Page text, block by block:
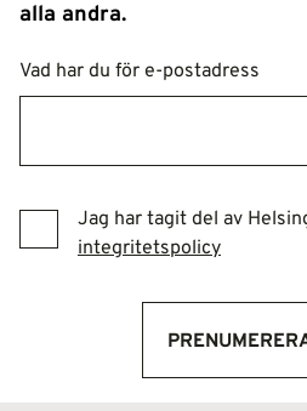
alla andra.
Vad har du för e-postadress
Jag har tagit del av
integritetspolicy